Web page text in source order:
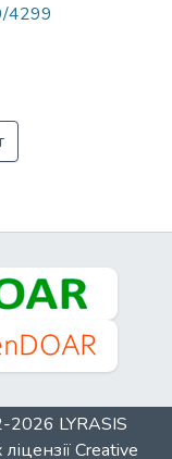
4299
2026 LYRASIS
Creative